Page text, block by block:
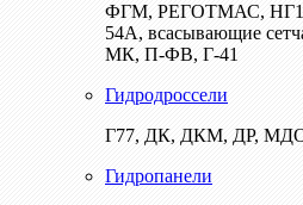
ФГМ, РЕГОТМАС,
54А, всасывающие
МК, П-ФВ, Г-41
Гидродроссели
Г77, ДК, ДКМ, ДР,
Гидропанели